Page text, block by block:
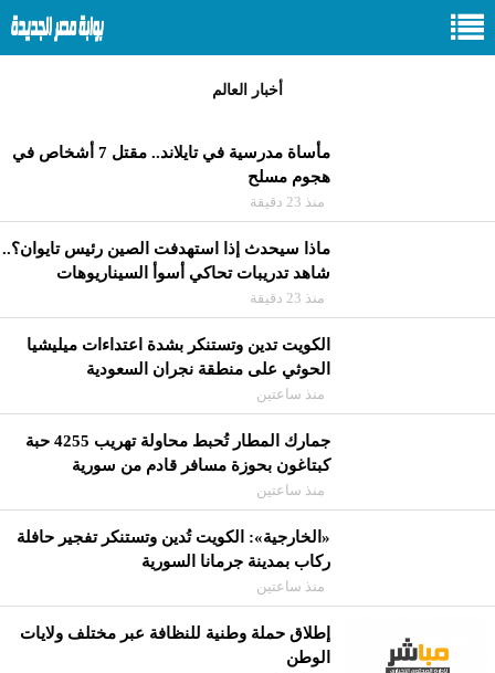
أخبار العالم
مأساة مدرسية في تايلاند.. مقتل 7 أشخاص في
هجوم مسلح
منذ 23 دقيقة
ماذا سيحدث إذا استهدفت الصين رئيس تايوان؟..
شاهد تدريبات تحاكي أسوأ السيناريوهات
منذ 23 دقيقة
الكويت تدين وتستنكر بشدة اعتداءات ميليشيا
الحوثي على منطقة نجران السعودية
منذ ساعتين
جمارك المطار تُحبط محاولة تهريب 4255 حبة
كبتاغون بحوزة مسافر قادم من سورية
منذ ساعتين
«الخارجية»: الكويت تُدين وتستنكر تفجير حافلة
ركاب بمدينة جرمانا السورية
منذ ساعتين
إطلاق حملة وطنية للنظافة عبر مختلف ولايات
الوطن